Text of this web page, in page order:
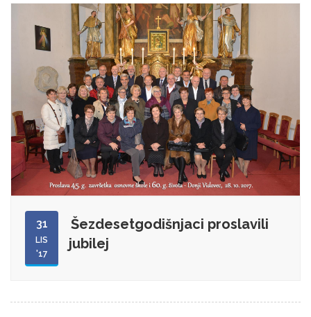
31
LIS
'17
Šezdesetgodišnjaci proslavili
jubilej